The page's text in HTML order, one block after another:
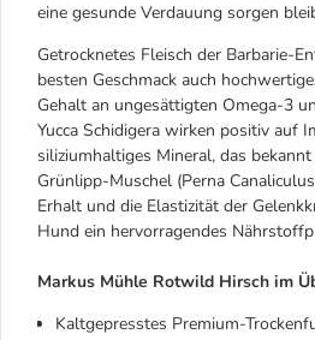
eine gesunde Verdauung sorgen
Getrocknetes Fleisch der Barbarie-
besten Geschmack auch
Gehalt an ungesättigten Omega-3
Yucca Schidigera wirken positiv auf
siliziumhaltiges Mineral, das
Grünlipp-Muschel (Perna
Erhalt und die Elastizität der
Hund ein hervorragendes
Markus Mühle Rotwild Hirsch im
Kaltgepresstes Premium-